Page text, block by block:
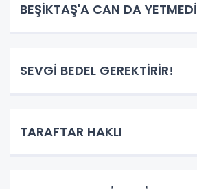
BEŞİKTAŞ'A CAN DA YETMEDİ
SEVGİ BEDEL GEREKTİRİR!
TARAFTAR HAKLI